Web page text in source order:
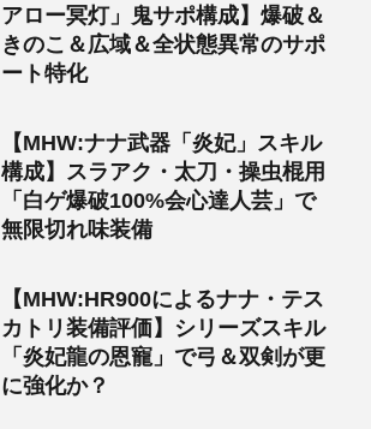
アロー冥灯」鬼サポ構成】爆破＆
きのこ＆広域＆全状態異常のサポ
ート特化
【MHW:ナナ武器「炎妃」スキル
構成】スラアク・太刀・操虫棍用
「白ゲ爆破100%会心達人芸」で
無限切れ味装備
【MHW:HR900によるナナ・テス
カトリ装備評価】シリーズスキル
「炎妃龍の恩寵」で弓＆双剣が更
に強化か？